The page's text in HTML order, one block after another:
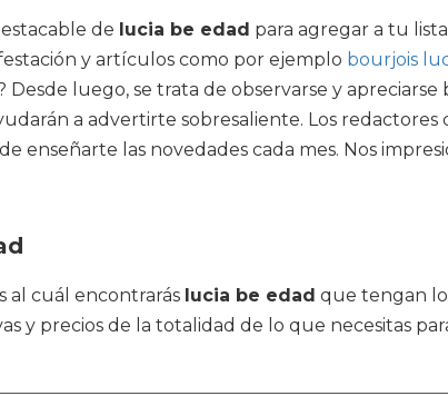
de lucia be edad para agregar a tu
y artículos como por ejemplo bourjois
luego, se trata de observarse y
a advertirte sobresaliente. Los redactores
enseñarte las novedades cada mes. Nos
al cuál encontrarás lucia be edad que tengan
y precios de la totalidad de lo que necesitas